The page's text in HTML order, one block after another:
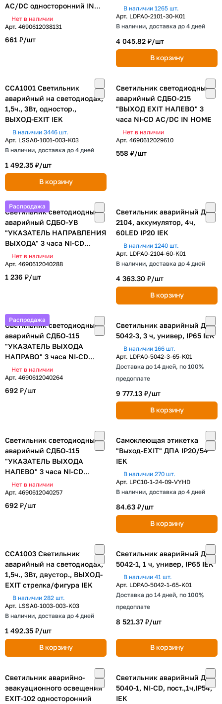
AC/DC односторонний IN
HOME
Нет в наличии
Арт. 4690612038131
661 ₽/шт
В наличии 1265 шт.
Арт. LDPA0-2101-30-K01
В наличии, доставка до 4 дней
4 045.82 ₽/шт
В корзину
ССА1001 Светильник
аварийный на светодиодах,
1,5ч., 3Вт, одностор.,
ВЫХОД-EXIT IEK
В наличии 3446 шт.
Арт. LSSA0-1001-003-K03
В наличии, доставка до 4 дней
1 492.35 ₽/шт
В корзину
Светильник светодиодный
аварийный СДБО-215
"ВЫХОД EXIT НАЛЕВО" 3
часа NI-CD AC/DC IN HOME
Нет в наличии
Арт. 4690612029610
558 ₽/шт
Распродажа
Светильник светодиодный
аварийный СДБО-УВ
"УКАЗАТЕЛЬ НАПРАВЛЕНИЯ
ВЫХОДА" 3 часа NI-CD
AC/DC двусторонний IN
HOME
Нет в наличии
Арт. 4690612040288
1 236 ₽/шт
Светильник аварийный ДПА
2104, аккумулятор, 4ч,
60LED IP20 IEK
В наличии 1240 шт.
Арт. LDPA0-2104-60-K01
В наличии, доставка до 4 дней
4 363.30 ₽/шт
В корзину
Распродажа
Светильник светодиодный
аварийный СДБО-115
"УКАЗАТЕЛЬ ВЫХОДА
НАПРАВО" 3 часа NI-CD
AC/DC односторонний IN
HOME
Нет в наличии
Арт. 4690612040264
692 ₽/шт
Светильник аварийный ДПА
5042-3, 3 ч, универ, IP65 IEK
В наличии 166 шт.
Арт. LDPA0-5042-3-65-K01
Доставка до 14 дней, по 100%
предоплате
9 777.13 ₽/шт
В корзину
Светильник светодиодный
аварийный СДБО-115
"УКАЗАТЕЛЬ ВЫХОДА
НАЛЕВО" 3 часа NI-CD
AC/DC односторонний IN
HOME
Нет в наличии
Арт. 4690612040257
692 ₽/шт
Самоклеющая этикетка
"Выход-EXIT" ДПА IP20/54
IEK
В наличии 270 шт.
Арт. LPC10-1-24-09-VYHD
В наличии, доставка до 4 дней
84.63 ₽/шт
В корзину
ССА1003 Светильник
аварийный на светодиодах,
1,5ч., 3Вт, двустор., ВЫХОД-
EXIT стрелка/фигура IEK
В наличии 282 шт.
Арт. LSSA0-1003-003-K03
В наличии, доставка до 4 дней
1 492.35 ₽/шт
В корзину
Светильник аварийный ДПА
5042-1, 1 ч, универ, IP65 IEK
В наличии 41 шт.
Арт. LDPA0-5042-1-65-K01
Доставка до 14 дней, по 100%
предоплате
8 521.37 ₽/шт
В корзину
Светильник аварийно-
эвакуационного освещения
EXIT-102 односторонний
Светильник аварийный ДПА
5040-1, NI-CD, пост.,1ч,IP54,
IEK